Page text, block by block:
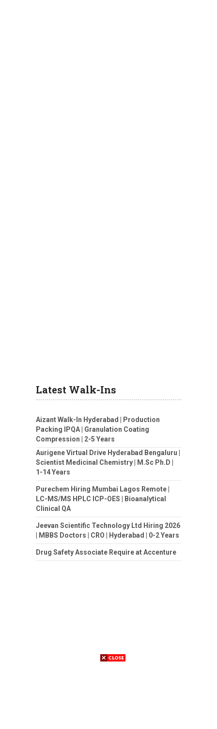
Latest Walk-Ins
Aizant Walk-In Hyderabad | Production
Packing IPQA | Granulation Coating
Compression | 2-5 Years
Aurigene Virtual Drive Hyderabad Bengaluru |
Scientist Medicinal Chemistry | M.Sc Ph.D |
1-14 Years
Purechem Hiring Mumbai Lagos Remote |
LC-MS/MS HPLC ICP-OES | Bioanalytical
Clinical QA
Jeevan Scientific Technology Ltd Hiring 2026
| MBBS Doctors | CRO | Hyderabad | 0-2 Years
Drug Safety Associate Require at Accenture